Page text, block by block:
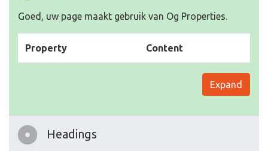
Goed, uw page maakt gebruik van Og Properties.
Property Content
Expand
Headings